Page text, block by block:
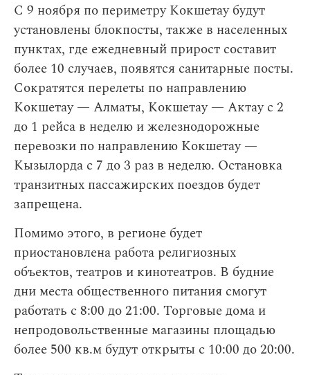
С 9 ноября по периметру Кокшетау будут
установлены блокпосты, также в населенных
пунктах, где ежедневный прирост составит
более 10 случаев, появятся санитарные посты.
Сократятся перелеты по направлению
Кокшетау — Алматы, Кокшетау — Актау с 2
до 1 рейса в неделю и железнодорожные
перевозки по направлению Кокшетау —
Кызылорда с 7 до 3 раз в неделю. Остановка
транзитных пассажирских поездов будет
запрещена.
Помимо этого, в регионе будет
приостановлена работа религиозных
объектов, театров и кинотеатров. В будние
дни места общественного питания смогут
работать с 8:00 до 21:00. Торговые дома и
непродовольственные магазины площадью
более 500 кв.м будут открыты с 10:00 до 20:00.